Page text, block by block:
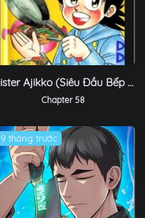
Mister Ajikko (Siêu Đầu Bếp Tí Hon)
Chapter 58
9 tháng trước